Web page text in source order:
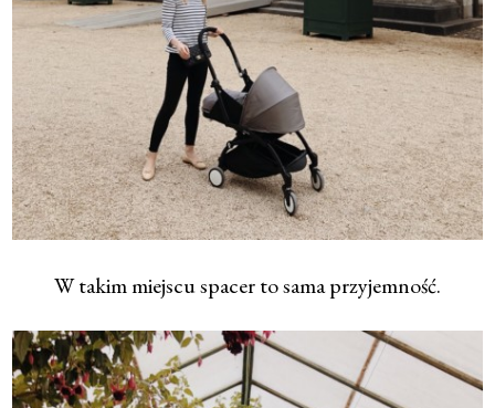
W takim miejscu spacer to sama przyjemność.